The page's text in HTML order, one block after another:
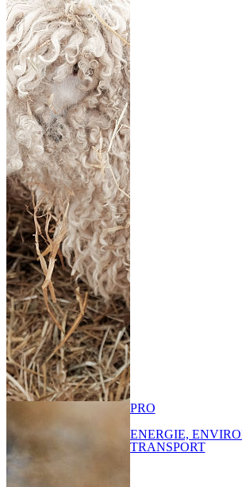
PRO
ENERGIE,
TRANSPORT